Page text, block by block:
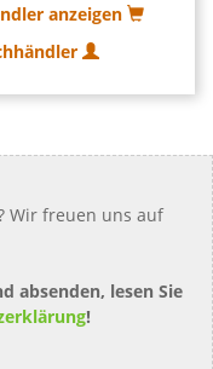
anzeigen
Wir freuen uns auf
absenden, lesen Sie
!